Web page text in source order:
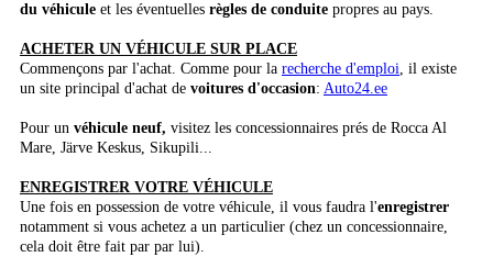
du véhicule et les éventuelles règles de conduite propres au pays.
ACHETER UN VÉHICULE SUR PLACE
Commençons par l'achat. Comme pour la recherche d'emploi, il existe
un site principal d'achat de voitures d'occasion: Auto24.ee
Pour un véhicule neuf, visitez les concessionnaires prés de Rocca Al
Mare, Järve Keskus, Sikupili...
ENREGISTRER VOTRE VÉHICULE
Une fois en possession de votre véhicule, il vous faudra l'enregistrer
notamment si vous achetez a un particulier (chez un concessionnaire,
cela doit être fait par par lui).